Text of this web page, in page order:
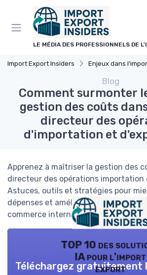
LE MÉDIA DES PROFESSIONNELS DE
Import Export Insiders Enjeux dans
Blog
Comment surmonter
gestion des coûts
directeur des
d'importation et
Apprenez à maîtriser la gestion des
directeur des opérations importation
Astuces, outils et stratégies pour
dépenses et améliorer la rentabilité
commerce international.
TOP 10 des
IA pour l'import
export
Téléchargez gratuitement
Panneau de gestion des cookies